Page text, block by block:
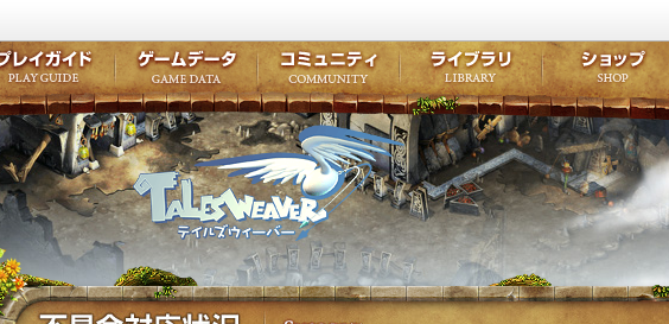
テイルズウィーバー
ゲーム紹介
ここだけは知っておこうプレイガイド
ワープポイント
ゲームデータ
ルーンスキル
コミュニティ
コミュニティポイントライブラリ
LINEスタンプ